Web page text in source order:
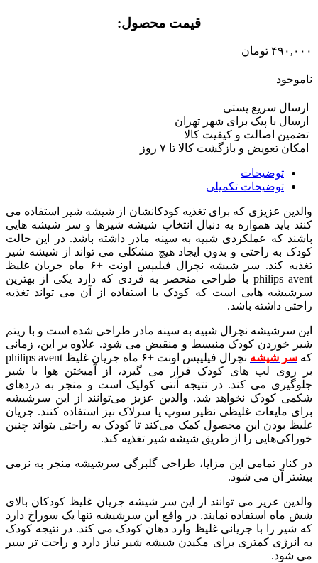
قیمت محصول:​
۴۹۰,۰۰۰ تومان
ناموجود
ارسال سریع پستی
ارسال با پیک برای شهر تهران
تضمین اصالت و کیفیت کالا
امکان تعویض و بازگشت کالا تا ۷ روز
توضیحات
توضیحات تکمیلی
والدین عزیزی که برای تغذیه کودکانشان از شیشه شیر استفاده می
کنند باید همواره به دنبال انتخاب شیشه شیرها و سر شیشه هایی
باشند که عملکردی شبیه به سینه مادر داشته باشد. در این حالت
کودک به راحتی و بدون ایجاد هیچ مشکلی می تواند از شیشه شیر
تغذیه کند. سر شیشه نچرال فیلیپس اونت +۶ ماه جریان غلیظ
philips avent با طراحی منحصر به فردی که دارد یکی از بهترین
سرشیشه هایی است که کودک با استفاده از آن می تواند تغذیه
راحتی داشته باشد.
این سرشیشه نچرال شبیه به سینه مادر طراحی شده است و با ریتم
شیر خوردن کودک منبسط و منقبض می شود. علاوه بر این، زمانی
که سر شیشه
نچرال فیلیپس اونت +۶ ماه جریان غلیظ philips avent
بر روی لب های کودک قرار می گیرد، از آمیختن هوا با شیر
جلوگیری می کند. در نتیجه آنتی کولیک است و منجر به دردهای
شکمی کودک نخواهد شد. والدین عزیز می‌توانند از این سرشیشه
برای مایعات غلیظی نظیر سوپ یا سرلاک نیز استفاده کنند. جریان
غلیظ بودن این محصول کمک می‌کند تا کودک به راحتی بتواند چنین
خوراکی‌هایی را از طریق شیشه شیر تغذیه کند.
در کنار تمامی این مزایا، طراحی گلبرگی سرشیشه منجر به نرمی
بیشتر آن می شود.
والدین عزیز می توانند از این سر شیشه جریان غلیظ کودکان بالای
شش ماه استفاده نمایند. در واقع این سرشیشه تنها یک سوراخ دارد
که شیر را با جریانی غلیظ وارد دهان کودک می کند. در نتیجه کودک
به انرژی کمتری برای مکیدن شیشه شیر نیاز دارد و راحت تر سیر
می شود.